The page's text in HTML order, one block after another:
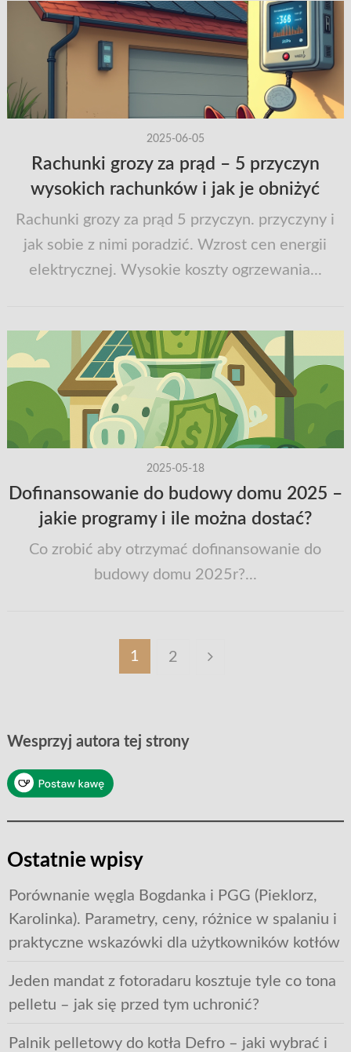
2025-06-05
Rachunki grozy za prąd – 5 przyczyn
wysokich rachunków i jak je obniżyć
Rachunki grozy za prąd 5 przyczyn. przyczyny i
jak sobie z nimi poradzić. Wzrost cen energii
elektrycznej. Wysokie koszty ogrzewania...
2025-05-18
Dofinansowanie do budowy domu 2025 –
jakie programy i ile można dostać?
Co zrobić aby otrzymać dofinansowanie do
budowy domu 2025r?...
Stronicowanie1 2
Wesprzyj autora tej strony
Ostatnie wpisy
Porównanie węgla Bogdanka i PGG (Pieklorz,
Karolinka). Parametry, ceny, różnice w spalaniu i
praktyczne wskazówki dla użytkowników kotłów
Jeden mandat z fotoradaru kosztuje tyle co tona
pelletu – jak się przed tym uchronić?
Palnik pelletowy do kotła Defro – jaki wybrać i